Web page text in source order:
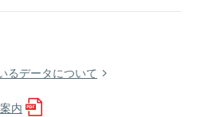
るデータについて
内